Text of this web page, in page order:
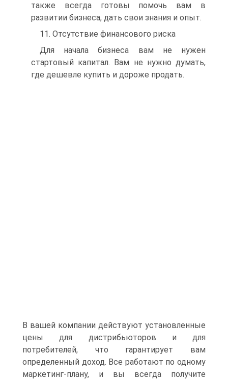
также всегда готовы помочь вам в
развитии бизнеса, дать свои знания и опыт.
11. Отсутствие финансового риска
Для начала бизнеса вам не нужен
стартовый капитал. Вам не нужно думать,
где дешевле купить и дороже продать.
В вашей компании действуют установленные
цены для дистрибьюторов и для
потребителей, что гарантирует вам
определенный доход. Все работают по одному
маркетинг-плану, и вы всегда получите